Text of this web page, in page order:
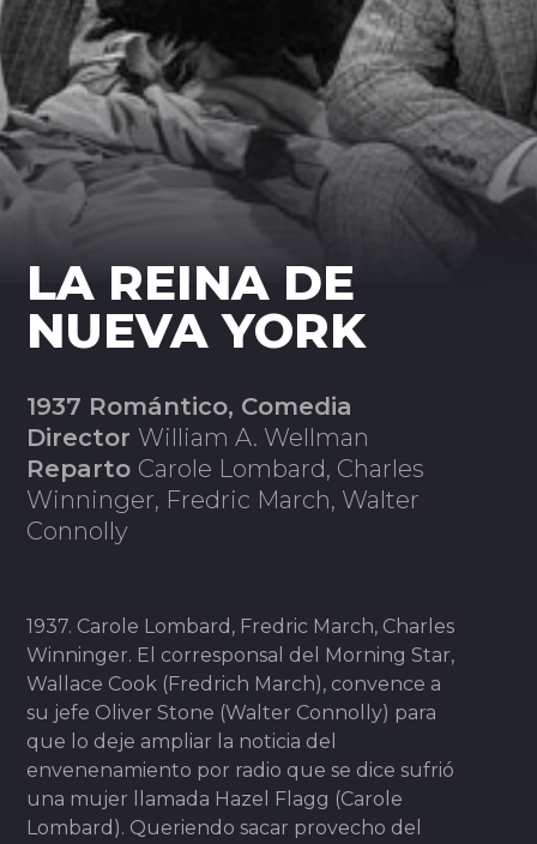
LA REINA DE
NUEVA YORK
1937 Romántico, Comedia
Director William A. Wellman
Reparto Carole Lombard, Charles
Winninger, Fredric March, Walter
Connolly
1937. Carole Lombard, Fredric March, Charles
Winninger. El corresponsal del Morning Star,
Wallace Cook (Fredrich March), convence a
su jefe Oliver Stone (Walter Connolly) para
que lo deje ampliar la noticia del
envenenamiento por radio que se dice sufrió
una mujer llamada Hazel Flagg (Carole
Lombard). Queriendo sacar provecho del